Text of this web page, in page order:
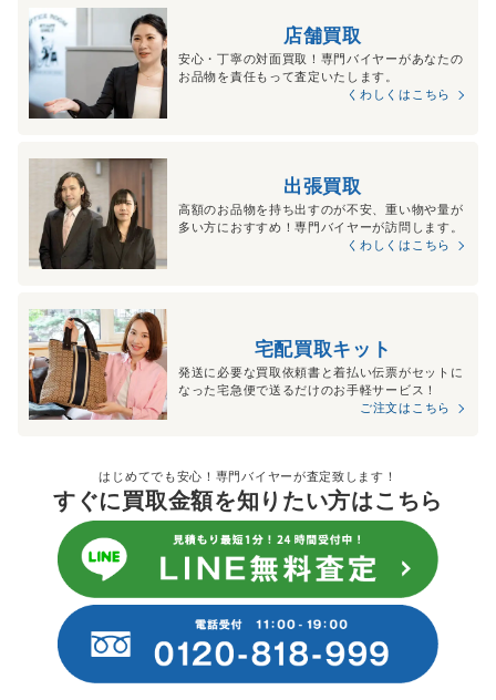
店舗買取
安心・丁寧の対面買取！専門バイヤーがあなたの
お品物を責任もって査定いたします。
くわしくはこちら
出張買取
高額のお品物を持ち出すのが不安、重い物や量が
多い方におすすめ！専門バイヤーが訪問します。
くわしくはこちら
宅配買取キット
発送に必要な買取依頼書と着払い伝票がセットに
なった宅急便で送るだけのお手軽サービス！
ご注文はこちら
はじめてでも安心！専門バイヤーが査定致します！
すぐに買取金額を知りたい方はこちら